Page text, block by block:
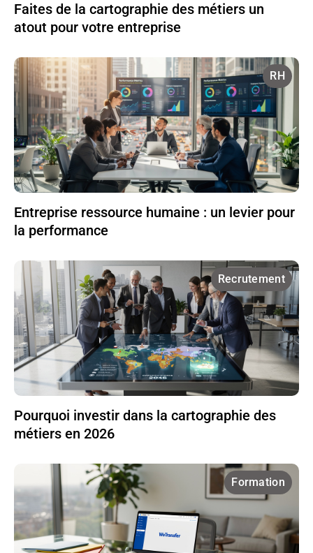
Faites de la cartographie des métiers un
atout pour votre entreprise
RH
Entreprise ressource humaine : un levier pour
la performance
Recrutement
Pourquoi investir dans la cartographie des
métiers en 2026
Formation